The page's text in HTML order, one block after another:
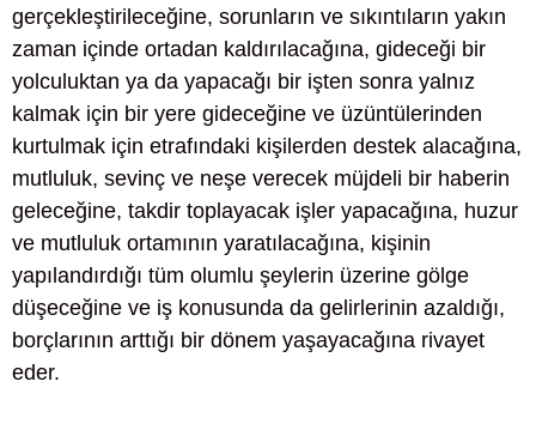
gerçekleştirileceğine, sorunların ve sıkıntıların yakın
zaman içinde ortadan kaldırılacağına, gideceği bir
yolculuktan ya da yapacağı bir işten sonra yalnız
kalmak için bir yere gideceğine ve üzüntülerinden
kurtulmak için etrafındaki kişilerden destek alacağına,
mutluluk, sevinç ve neşe verecek müjdeli bir haberin
geleceğine, takdir toplayacak işler yapacağına, huzur
ve mutluluk ortamının yaratılacağına, kişinin
yapılandırdığı tüm olumlu şeylerin üzerine gölge
düşeceğine ve iş konusunda da gelirlerinin azaldığı,
borçlarının arttığı bir dönem yaşayacağına rivayet
eder.